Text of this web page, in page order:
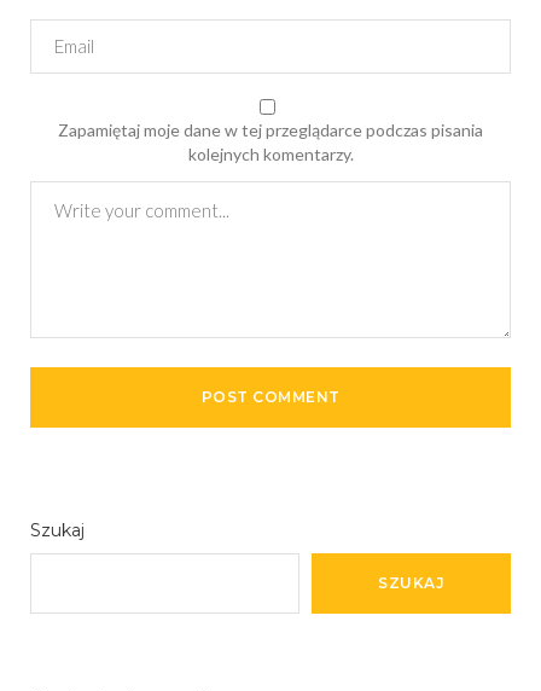
Zapamiętaj moje dane w tej przeglądarce podczas pisania
kolejnych komentarzy.
Szukaj
SZUKAJ